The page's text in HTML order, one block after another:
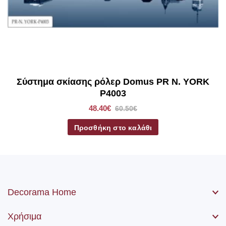
Σύστημα σκίασης ρόλερ Domus PR N. YORK
P4003
48.40€ 60.50€
Προσθήκη στο καλάθι
Decorama Home
Χρήσιμα